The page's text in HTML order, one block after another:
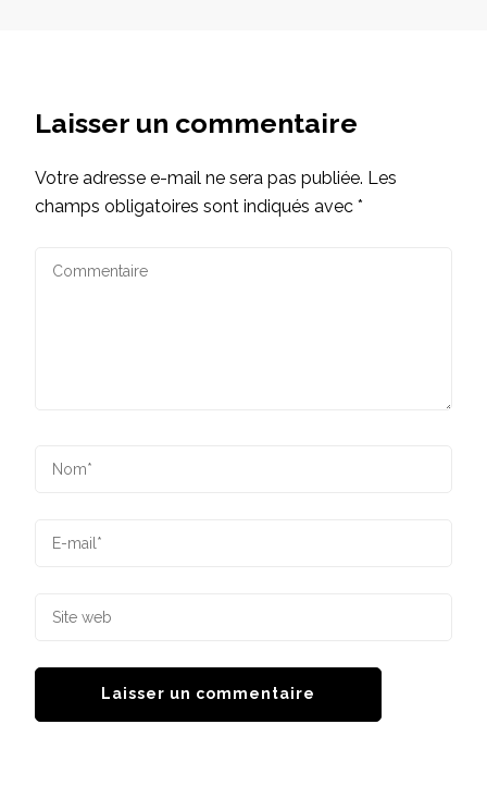
Laisser un commentaire
Votre adresse e-mail ne sera pas publiée. Les
champs obligatoires sont indiqués avec *